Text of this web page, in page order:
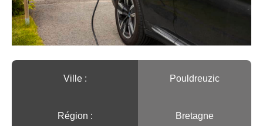
Ville :️ Pouldreuzic
Région :️ Bretagne